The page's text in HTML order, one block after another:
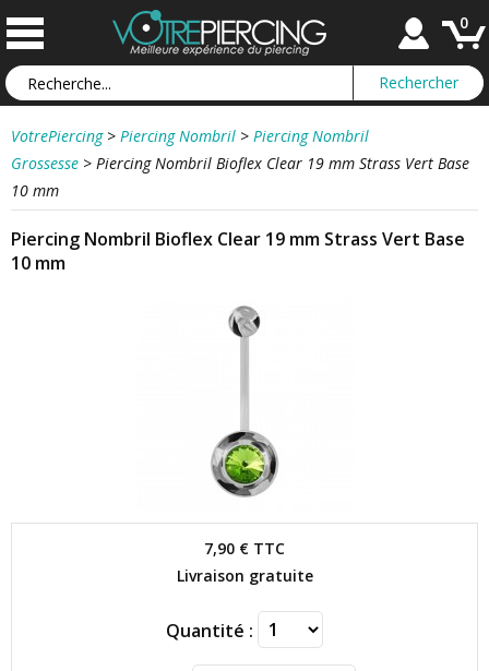
0
VotrePiercing > Piercing Nombril > Piercing Nombril
Grossesse > Piercing Nombril Bioflex Clear 19 mm Strass Vert Base
10 mm
Piercing Nombril Bioflex Clear 19 mm Strass Vert Base
10 mm
7,90 € TTC
Livraison gratuite
Quantité :